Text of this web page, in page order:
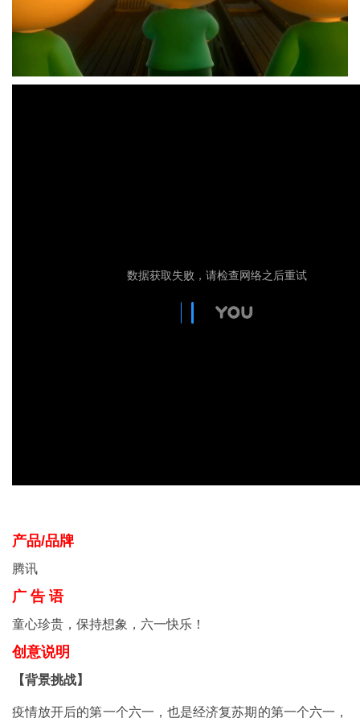
产品/品牌
腾讯
广 告 语
童心珍贵，保持想象，六一快乐！
创意说明
【背景挑战】
疫情放开后的第一个六一，也是经济复苏期的第一个六一，